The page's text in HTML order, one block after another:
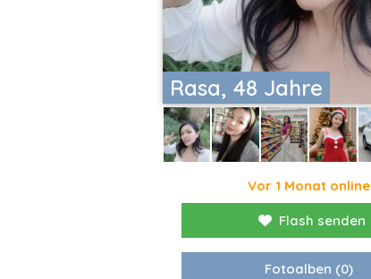
Rasa, 48 Jahre
Vor 1 Monat online
Flash senden
Fotoalben (0)